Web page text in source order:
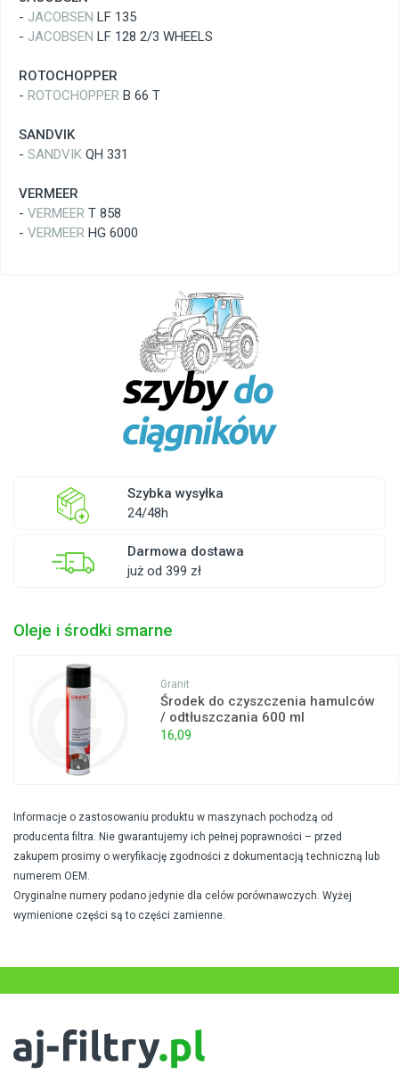
- JACOBSEN LF 135
- JACOBSEN LF 128 2/3 WHEELS
ROTOCHOPPER
- ROTOCHOPPER B 66 T
SANDVIK
- SANDVIK QH 331
VERMEER
- VERMEER T 858
- VERMEER HG 6000
Szybka wysyłka
24/48h
Darmowa dostawa
już od 399 zł
Oleje i środki smarne
Granit
Środek do czyszczenia hamulców
/ odtłuszczania 600 ml
16,09
Informacje o zastosowaniu produktu w maszynach pochodzą od
producenta filtra. Nie gwarantujemy ich pełnej poprawności – przed
zakupem prosimy o weryfikację zgodności z dokumentacją techniczną lub
numerem OEM.
Oryginalne numery podano jedynie dla celów porównawczych. Wyżej
wymienione części są to części zamienne.